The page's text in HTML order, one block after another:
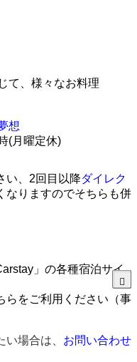
て、様々なお料理
想
(月曜定休)
い、2回目以降ダイレク
なりますのでそちらも併
」の各種宿泊サイ
らをご利用ください（事
い場合は、 お問い合わせ